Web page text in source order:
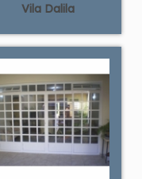
Vila Dalila